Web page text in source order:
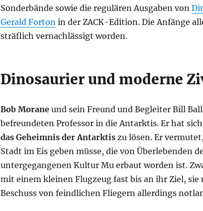
Sonderbände sowie die regulären Ausgaben von
Gerald Fortonin der ZACK-Edition. Die Anfänge
sträflich vernachlässigt worden.
Dinosaurier und moderne
Bob Moraneund sein Freund und Begleiter Bill
befreundeten Professor in die Antarktis. Er hat
das Geheimnis der Antarktiszu lösen. Er
Stadt im Eis geben müsse, die von Überlebenden
untergegangenen Kultur Mu erbaut worden ist.
mit einem kleinen Flugzeug fast bis an ihr Ziel, sie
Beschuss von feindlichen Fliegern allerdings